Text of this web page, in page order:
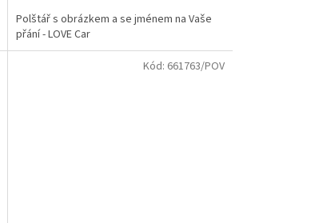
Polštář s obrázkem a se jménem na Vaše
přání - LOVE Car
Kód: 661763/POV